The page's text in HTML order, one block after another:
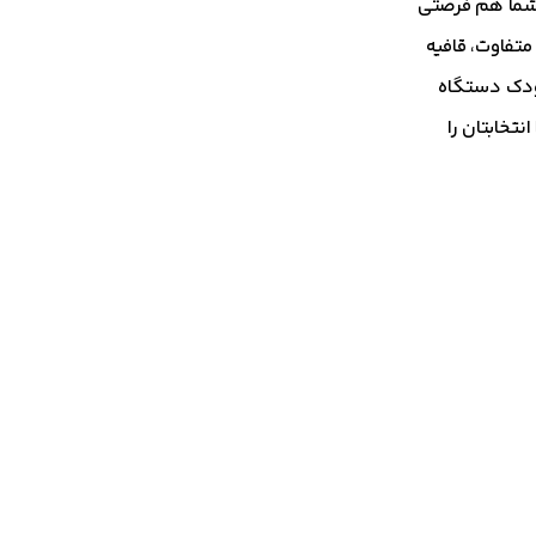
شما هم فرصتی
قافیه
دستگاه
را